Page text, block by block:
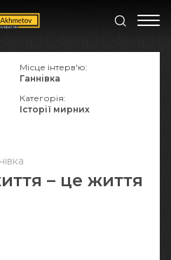
– це життя
Місце інтерв'ю:
Ганнівка
Категорія:
Історії мирних